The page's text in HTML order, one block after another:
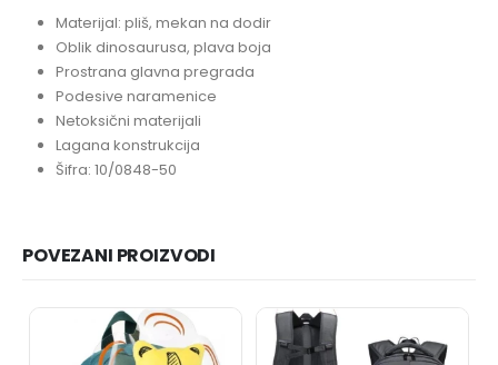
Materijal: pliš, mekan na dodir
Oblik dinosaurusa, plava boja
Prostrana glavna pregrada
Podesive naramenice
Netoksični materijali
Lagana konstrukcija
Šifra: 10/0848-50
POVEZANI PROIZVODI